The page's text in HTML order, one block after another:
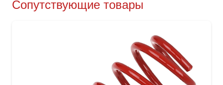
Сопутствующие товары